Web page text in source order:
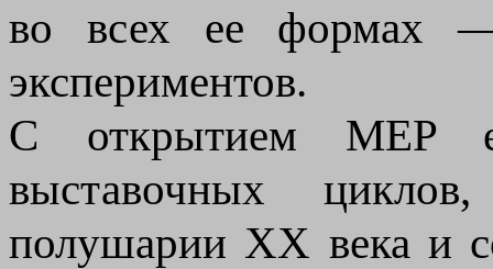
во всех ее формах
экспериментов.
С открытием MEP
выставочных
полушарии XX века и